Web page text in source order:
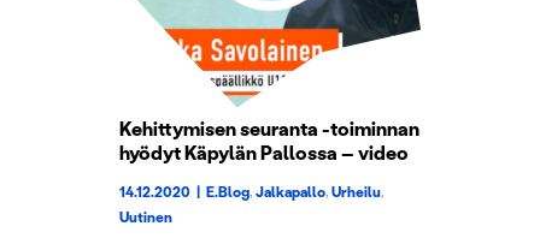
Kehittymisen seuranta -toiminnan
hyödyt Käpylän Pallossa – video
14.12.2020 | E.Blog,Jalkapallo,Urheilu,
Uutinen